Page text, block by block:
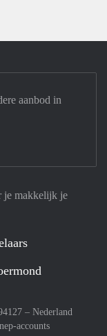
je makkelijk je
– Nederland
accounts
aanbod in